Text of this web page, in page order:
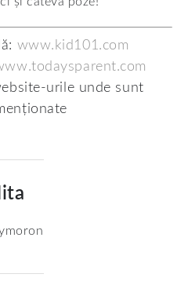
www.kid101.com
urile unde sunt